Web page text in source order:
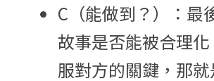
C（能做到？）：最
故事是否能被合理
服對方的關鍵，那